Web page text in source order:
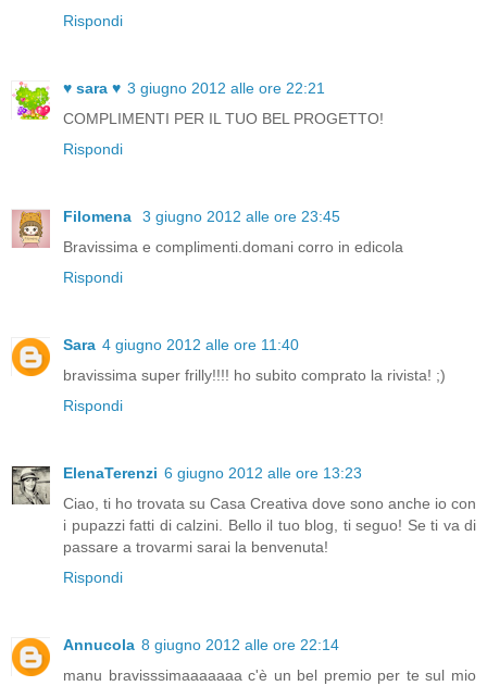
Rispondi
♥ sara ♥ 3 giugno 2012 alle ore 22:21
COMPLIMENTI PER IL TUO BEL PROGETTO!
Rispondi
Filomena
3 giugno 2012 alle ore 23:45
Bravissima e complimenti.domani corro in edicola
Rispondi
Sara 4 giugno 2012 alle ore 11:40
bravissima super frilly!!!! ho subito comprato la rivista! ;)
Rispondi
ElenaTerenzi 6 giugno 2012 alle ore 13:23
Ciao, ti ho trovata su Casa Creativa dove sono anche io con
i pupazzi fatti di calzini. Bello il tuo blog, ti seguo! Se ti va di
passare a trovarmi sarai la benvenuta!
Rispondi
Annucola 8 giugno 2012 alle ore 22:14
manu bravisssimaaaaaaa c'è un bel premio per te sul mio